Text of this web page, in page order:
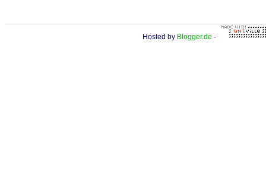
Hosted by Blogger.de -